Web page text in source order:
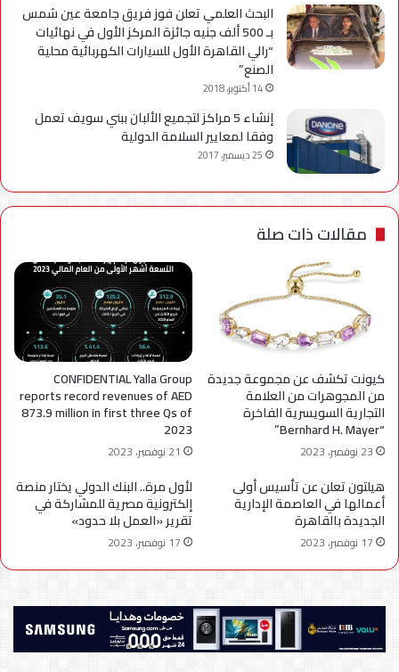
البحث العلمي تعلن فوز فريق جامعة عين شمس
بـ 500 ألف جنيه جائزة المركز الأول في نهائيات
“رالي القاهرة الأول للسيارات الكهربائية محلية
الصنع”
14 أكتوبر، 2018
إنشاء 5 مراكز لتجميع الألبان ببني سويف تعمل
وفقا لمعايير السلامة الدولية
25 ديسمبر، 2017
مقالات ذات صلة
كيونت تكشف عن مجموعة جديدة
من المجوهرات من العلامة
التجارية السويسرية الفاخرة
“Bernhard H. Mayer”
23 نوفمبر، 2023
CONFIDENTIAL Yalla Group
reports record revenues of AED
873.9 million in first three Qs of
2023
21 نوفمبر، 2023
هيلتون تعلن عن تأسيس أولى
أعمالها في العاصمة الإدارية
الجديدة بالقاهرة
17 نوفمبر، 2023
لأول مرة.. البنك الدولي يختار منصة
إلكترونية مصرية للمشاركة في
تقرير «العمل بلا حدود»
17 نوفمبر، 2023